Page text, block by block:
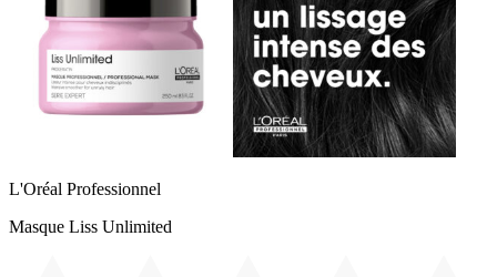
L'Oréal Professionnel
Masque Liss Unlimited